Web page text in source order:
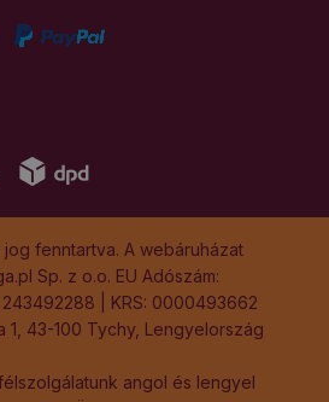
fenntartva. A webáruházat
Sp. z o.o. EU Adószám:
243492288 | KRS: 0000493662
1, 43-100 Tychy, Lengyelország
angol és lengyel